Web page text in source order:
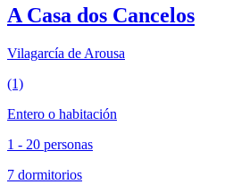
A Casa dos Cancelos
Vilagarcía de Arousa
(1)
Entero o habitación
1 - 20 personas
7 dormitorios